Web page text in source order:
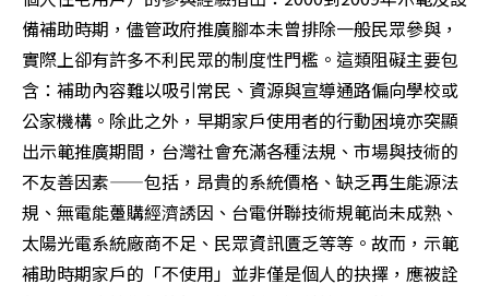
備補助時期，儘管政府推廣腳本未曾排除一般民眾參與，
實際上卻有許多不利民眾的制度性門檻。這類阻礙主要包
含：補助內容難以吸引常民、資源與宣導通路偏向學校或
公家機構。除此之外，早期家戶使用者的行動困境亦突顯
出示範推廣期間，台灣社會充滿各種法規、市場與技術的
不友善因素——包括，昂貴的系統價格、缺乏再生能源法
規、無電能躉購經濟誘因、台電併聯技術規範尚未成熟、
太陽光電系統廠商不足、民眾資訊匱乏等等。故而，示範
補助時期家戶的「不使用」並非僅是個人的抉擇，應被詮